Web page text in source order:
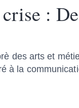
:
des arts et
à la